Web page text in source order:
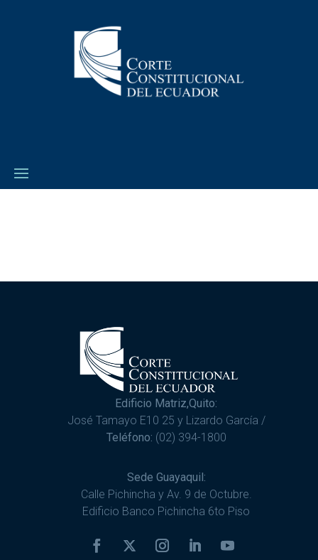
Edificio Matriz,Quito:
José Tamayo E10 25 y Lizardo García /
Teléfono: (02) 394-1800
Sede Guayaquil:
Calle Pichincha y Av. 9 de Octubre.
Edificio Banco Pichincha 6to Piso